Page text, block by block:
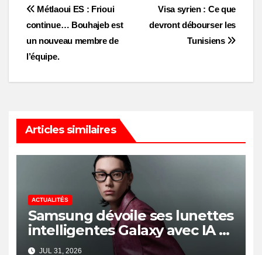
Post
navigation
Visa syrien : Ce que
devront débourser les
Tunisiens
Métlaoui ES : Frioui
continue… Bouhajeb est
un nouveau membre de
l’équipe.
Articles similaires
ACTUALITÉS
Samsung dévoile ses lunettes
intelligentes Galaxy avec IA et
Gemini
JUL 31, 2026